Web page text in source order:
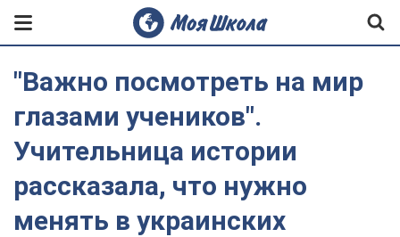
"Важно посмотреть на мир
глазами учеников".
Учительница истории
рассказала, что нужно
менять в украинских